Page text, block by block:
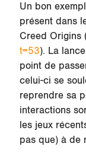
Un bon
présent dans
Creed Origins (
t=53). La
point de
celui-ci se
reprendre sa
interactions
les jeux
pas que) à de